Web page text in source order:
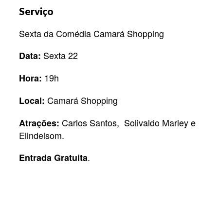
Serviço
Sexta da Comédia Camará Shopping
Data: Sexta 22
Hora: 19h
Local: Camará Shopping
Atrações: Carlos Santos, Solivaldo Marley e
Elindelsom.
Entrada Gratuita.